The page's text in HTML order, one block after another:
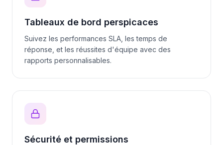
Tableaux de bord perspicaces
Suivez les performances SLA, les temps de
réponse, et les réussites d'équipe avec des
rapports personnalisables.
Sécurité et permissions